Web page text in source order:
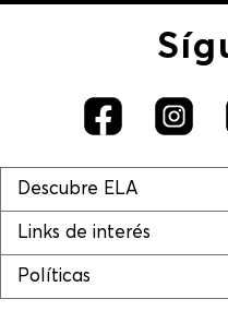
Descubre ELA
Links de interés
Políticas